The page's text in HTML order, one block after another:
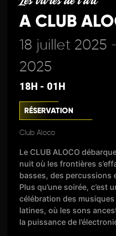
A CLUB
18 juillet 2025
2025
18H - 01H
RÉSERVATION
Club Aloco
Le CLUB ALOCO
nuit où les frontières
basses, des percussions
Plus qu’une soirée, c’est
célébration des
latines, où les sons
la puissance de